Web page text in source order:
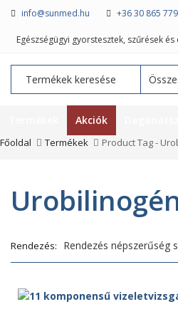
info@sunmed.hu +36 30 865
Egészségügyi gyorstesztek, szűrések
Akciók
Főoldal Termékek Product Tag -
Rendezés: